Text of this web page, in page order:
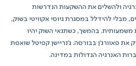
ולהשלים את ההשקעות הנדרשות
מבלי להידלל במסגרת גיוסי אקוויטי בשוק,
משמעותית. בהמשך, כשתנאי השוק יהיו
את פאוורג'ן בבורסה. ג'נריישן קפיטל שואפת
האנרגיה הגדולות במדינה.